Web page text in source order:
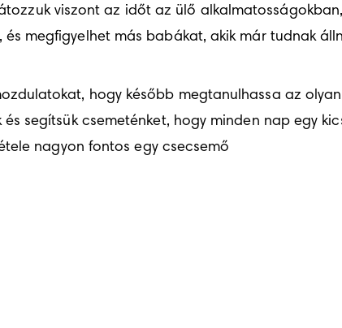
viszont az időt az ülő alkalmatosságokban,
megfigyelhet más babákat, akik már tudnak
hogy később megtanulhassa az olyan
segítsük csemeténket, hogy minden nap egy
nagyon fontos egy csecsemő